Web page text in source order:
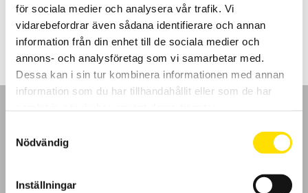
för sociala medier och analysera vår trafik. Vi
vidarebefordrar även sådana identifierare och annan
information från din enhet till de sociala medier och
annons- och analysföretag som vi samarbetar med.
Dessa kan i sin tur kombinera informationen med annan
information som du har tillhandahållit eller som de har
Nödvändig
Inställningar
5,795.00 kr –9,940.00krPrisintervall:
5,795.00 kr
9,940.00 kr
LÄS MER